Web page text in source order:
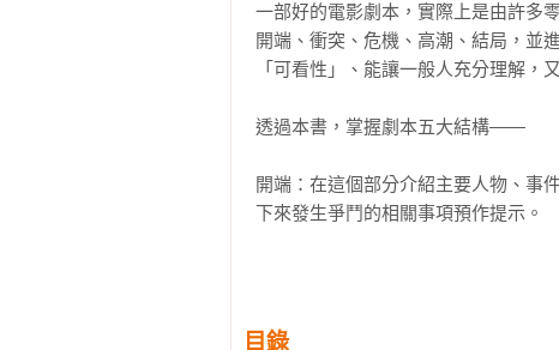
一部好的電影劇本，實際上是由許多
開端、衝突、危機、高潮、結局，並
「可看性」、能讓一般人充分理解，
透過本書，掌握劇本五大結構——
開端：在這個部分介紹主要人物、事
下來發生爭鬥的相關事項預作提示。
危機：設定幾次危機的層疊發生，衝
目錄